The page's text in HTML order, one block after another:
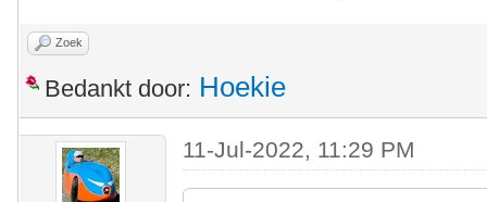
Zoek
Bedankt door: Hoekie
11-Jul-2022, 11:29 PM